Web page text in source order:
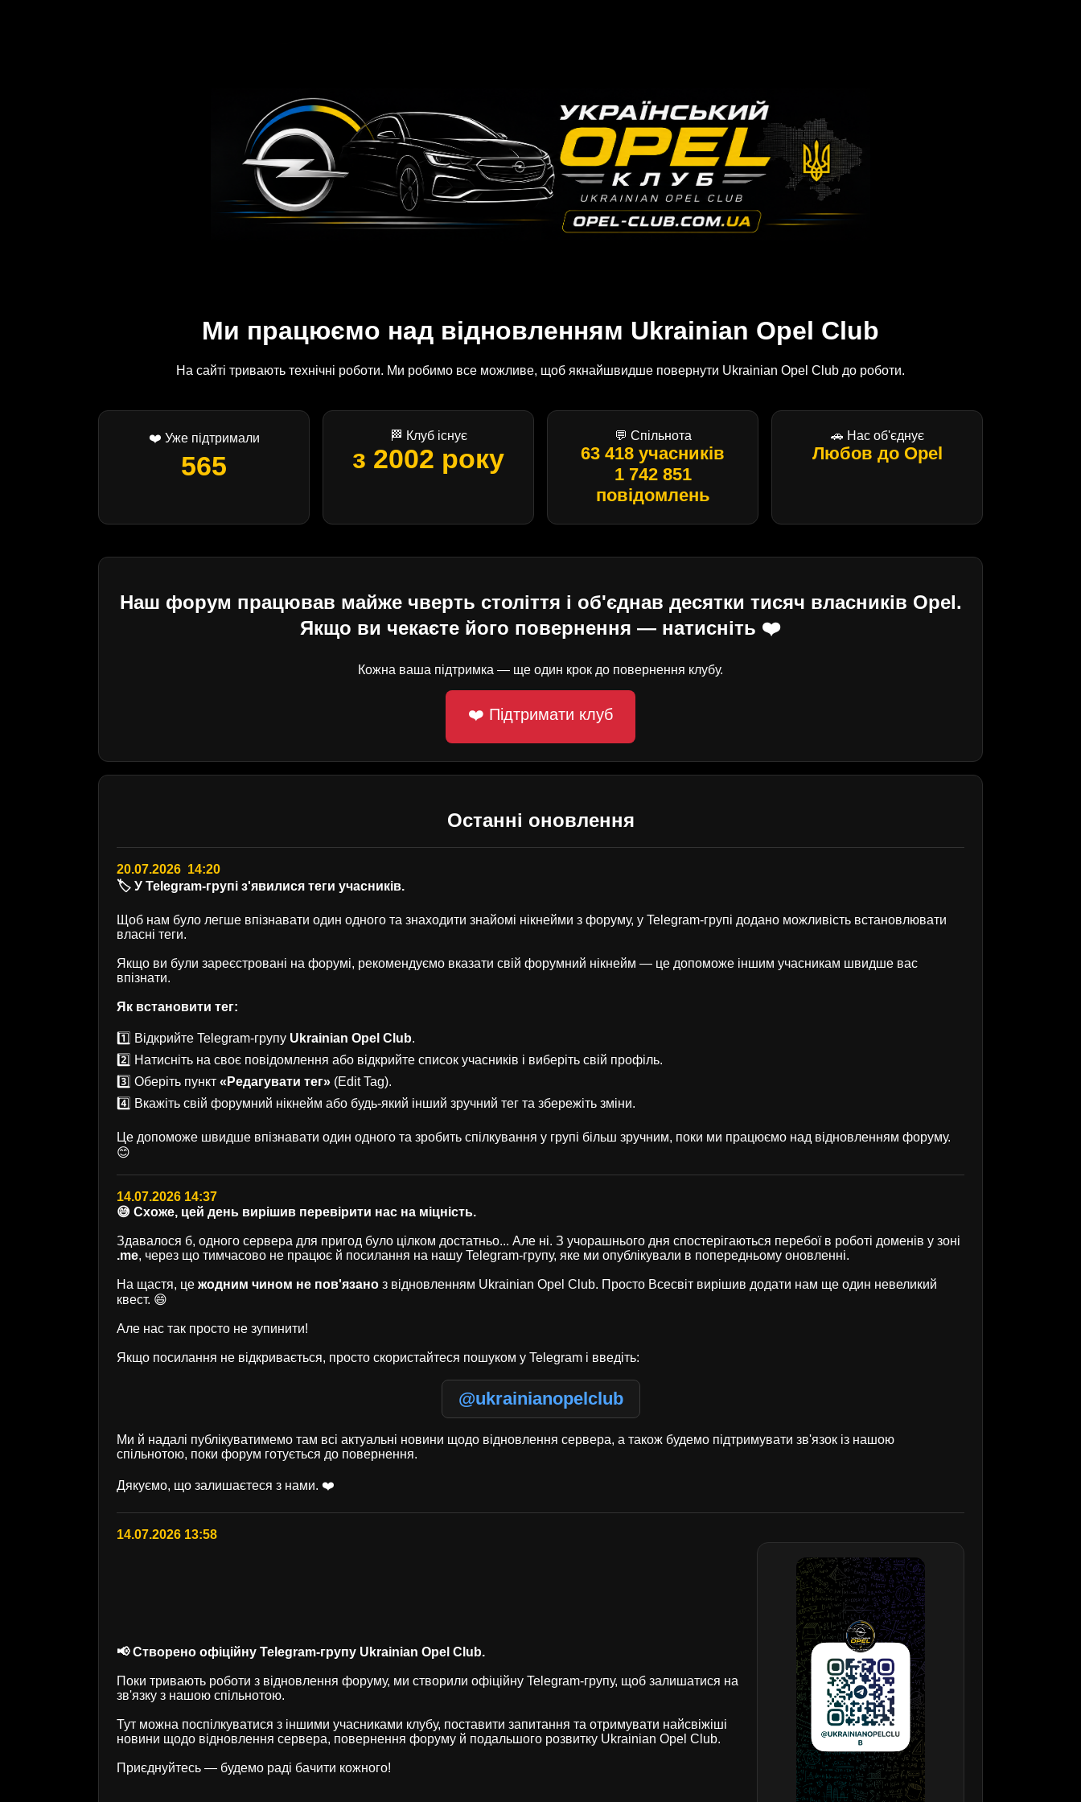
Ми працюємо над відновленням Ukrainian Opel Club
На сайті тривають технічні роботи. Ми робимо все можливе, щоб якнайшвидше повернути Ukrainian Opel Club до роботи.
❤️ Уже підтримали
565
🏁 Клуб існує
з 2002 року
💬 Спільнота
63 418 учасників
1 742 851
повідомлень
🚗 Нас об'єднує
Любов до Opel
Наш форум працював майже чверть століття і об'єднав десятки тисяч власників Opel.
Якщо ви чекаєте його повернення — натисніть ❤️
Кожна ваша підтримка — ще один крок до повернення клубу.
❤️ Підтримати клуб
Останні оновлення
20.07.2026 14:20
🏷️ У Telegram-групі з'явилися теги учасників.
Щоб нам було легше впізнавати один одного та знаходити знайомі нікнейми з форуму, у Telegram-групі додано можливість встановлювати
власні теги.
Якщо ви були зареєстровані на форумі, рекомендуємо вказати свій форумний нікнейм — це допоможе іншим учасникам швидше вас
впізнати.
Як встановити тег:
1️⃣ Відкрийте Telegram-групу Ukrainian Opel Club.
2️⃣ Натисніть на своє повідомлення або відкрийте список учасників і виберіть свій профіль.
3️⃣ Оберіть пункт «Редагувати тег» (Edit Tag).
4️⃣ Вкажіть свій форумний нікнейм або будь-який інший зручний тег та збережіть зміни.
Це допоможе швидше впізнавати один одного та зробить спілкування у групі більш зручним, поки ми працюємо над відновленням форуму.
😊
14.07.2026 14:37
😅 Схоже, цей день вирішив перевірити нас на міцність.
Здавалося б, одного сервера для пригод було цілком достатньо... Але ні. З учорашнього дня спостерігаються перебої в роботі доменів у зоні
.me, через що тимчасово не працює й посилання на нашу Telegram-групу, яке ми опублікували в попередньому оновленні.
На щастя, це жодним чином не пов'язано з відновленням Ukrainian Opel Club. Просто Всесвіт вирішив додати нам ще один невеликий
квест. 😄
Але нас так просто не зупинити!
Якщо посилання не відкривається, просто скористайтеся пошуком у Telegram і введіть:
@ukrainianopelclub
Ми й надалі публікуватимемо там всі актуальні новини щодо відновлення сервера, а також будемо підтримувати зв'язок із нашою
спільнотою, поки форум готується до повернення.
Дякуємо, що залишаєтеся з нами. ❤️
14.07.2026 13:58
📢 Створено офіційну Telegram-групу Ukrainian Opel Club.
Поки тривають роботи з відновлення форуму, ми створили офіційну Telegram-групу, щоб залишатися на
зв'язку з нашою спільнотою.
Тут можна поспілкуватися з іншими учасниками клубу, поставити запитання та отримувати найсвіжіші
новини щодо відновлення сервера, повернення форуму й подальшого розвитку Ukrainian Opel Club.
Приєднуйтесь — будемо раді бачити кожного!